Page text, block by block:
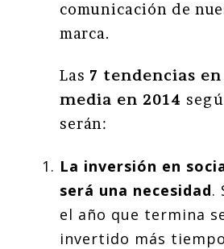
comunicación de
marca.
Las 7 tendencias
media en 2014
serán:
La inversión en
será una necesidad.
el año que termina
invertido más